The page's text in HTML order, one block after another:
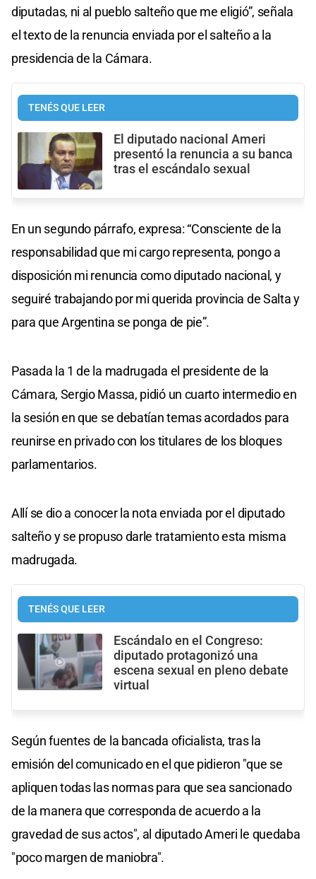
diputadas, ni al pueblo salteño que me eligió”, señala
el texto de la renuncia enviada por el salteño a la
presidencia de la Cámara.
TENÉS QUE LEER
El diputado nacional Ameri
presentó la renuncia a su banca
tras el escándalo sexual
En un segundo párrafo, expresa: “Consciente de la
responsabilidad que mi cargo representa, pongo a
disposición mi renuncia como diputado nacional, y
seguiré trabajando por mi querida provincia de Salta y
para que Argentina se ponga de pie”.
Pasada la 1 de la madrugada el presidente de la
Cámara, Sergio Massa, pidió un cuarto intermedio en
la sesión en que se debatían temas acordados para
reunirse en privado con los titulares de los bloques
parlamentarios.
Allí se dio a conocer la nota enviada por el diputado
salteño y se propuso darle tratamiento esta misma
madrugada.
TENÉS QUE LEER
Escándalo en el Congreso:
diputado protagonizó una
escena sexual en pleno debate
virtual
Según fuentes de la bancada oficialista, tras la
emisión del comunicado en el que pidieron "que se
apliquen todas las normas para que sea sancionado
de la manera que corresponda de acuerdo a la
gravedad de sus actos", al diputado Ameri le quedaba
"poco margen de maniobra".